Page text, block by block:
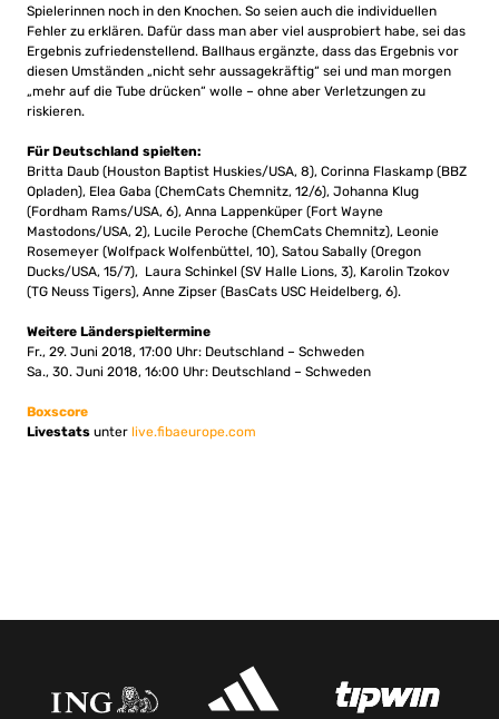
Spielerinnen noch in den Knochen. So seien auch die individuellen
Fehler zu erklären. Dafür dass man aber viel ausprobiert habe, sei das
Ergebnis zufriedenstellend. Ballhaus ergänzte, dass das Ergebnis vor
diesen Umständen „nicht sehr aussagekräftig“ sei und man morgen
„mehr auf die Tube drücken“ wolle – ohne aber Verletzungen zu
riskieren.
Für Deutschland spielten:
Britta Daub (Houston Baptist Huskies/USA, 8), Corinna Flaskamp (BBZ
Opladen), Elea Gaba (ChemCats Chemnitz, 12/6), Johanna Klug
(Fordham Rams/USA, 6), Anna Lappenküper (Fort Wayne
Mastodons/USA, 2), Lucile Peroche (ChemCats Chemnitz), Leonie
Rosemeyer (Wolfpack Wolfenbüttel, 10), Satou Sabally (Oregon
Ducks/USA, 15/7), Laura Schinkel (SV Halle Lions, 3), Karolin Tzokov
(TG Neuss Tigers), Anne Zipser (BasCats USC Heidelberg, 6).
Weitere Länderspieltermine
Fr., 29. Juni 2018, 17:00 Uhr: Deutschland – Schweden
Sa., 30. Juni 2018, 16:00 Uhr: Deutschland – Schweden
Boxscore
Livestats unter live.fibaeurope.com